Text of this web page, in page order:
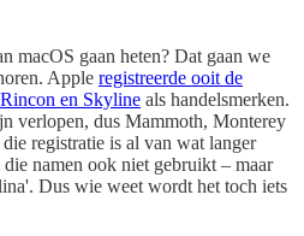
macOS gaan heten? Dat gaan we
Apple registreerde ooit de
en Skyline als handelsmerken.
verlopen, dus Mammoth, Monterey
registratie is al van wat langer
namen ook niet gebruikt – maar
Dus wie weet wordt het toch iets